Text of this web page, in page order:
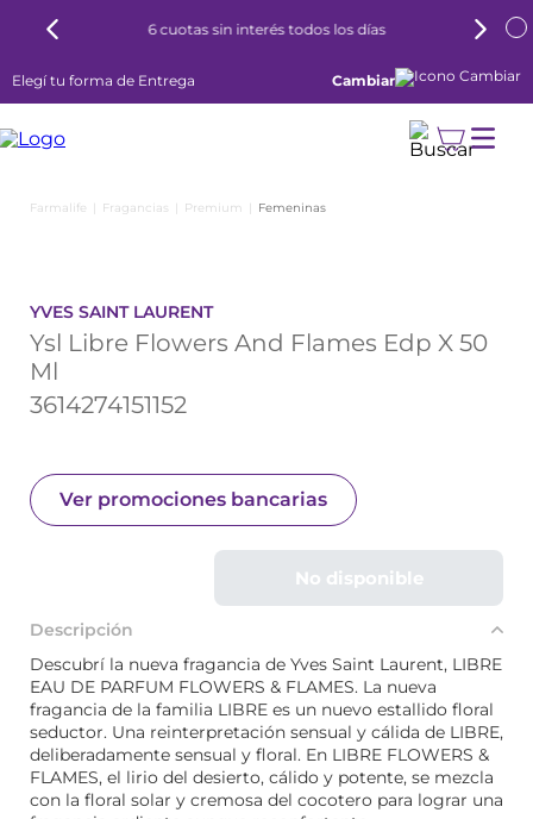
6 cuotas sin interés todos los días
Elegí tu forma de Entrega Cambiar
Fragancias Premium Femeninas
YVES SAINT LAURENT
Ysl Libre Flowers And Flames Edp X 50
Ml
3614274151152
Ver promociones bancarias
No disponible
Descripción
Descubrí la nueva fragancia de Yves Saint Laurent, LIBRE
EAU DE PARFUM FLOWERS & FLAMES. La nueva
fragancia de la familia LIBRE es un nuevo estallido floral
seductor. Una reinterpretación sensual y cálida de LIBRE,
deliberadamente sensual y floral. En LIBRE FLOWERS &
FLAMES, el lirio del desierto, cálido y potente, se mezcla
con la floral solar y cremosa del cocotero para lograr una